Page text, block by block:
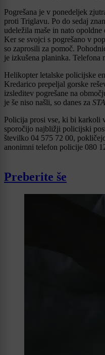
Pogrešana je v ponedeljek
proti Triglavu. Po do sedaj
udeležila maše in nato
Ker se svojci s pogrešano v
so zaprosili za pomoč.
je izkušena planinka. Telefona
Helikopter letalske policijske
Kredarico prepeljal gorske
izsleditev pogrešane na
je še niso našli, so danes za STA
Policija prosi vse, ki bi karkoli
sporočijo najbližji policijski
številko 04 575 72 00,
anonimni telefon policije 080
Preberite še